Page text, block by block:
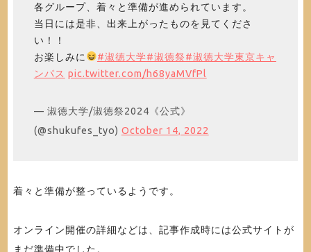
各グループ、着々と準備が進められています。
当日には是非、出来上がったものを見てくださ
い！！
お楽しみに
#淑徳大学#淑徳祭#淑徳大学東京キャ
ンパス pic.twitter.com/h68yaMVfPl
— 淑徳大学/淑徳祭2024《公式》
(@shukufes_tyo) October 14, 2022
着々と準備が整っているようです。
オンライン開催の詳細などは、記事作成時には公式サイトが
まだ準備中でした。